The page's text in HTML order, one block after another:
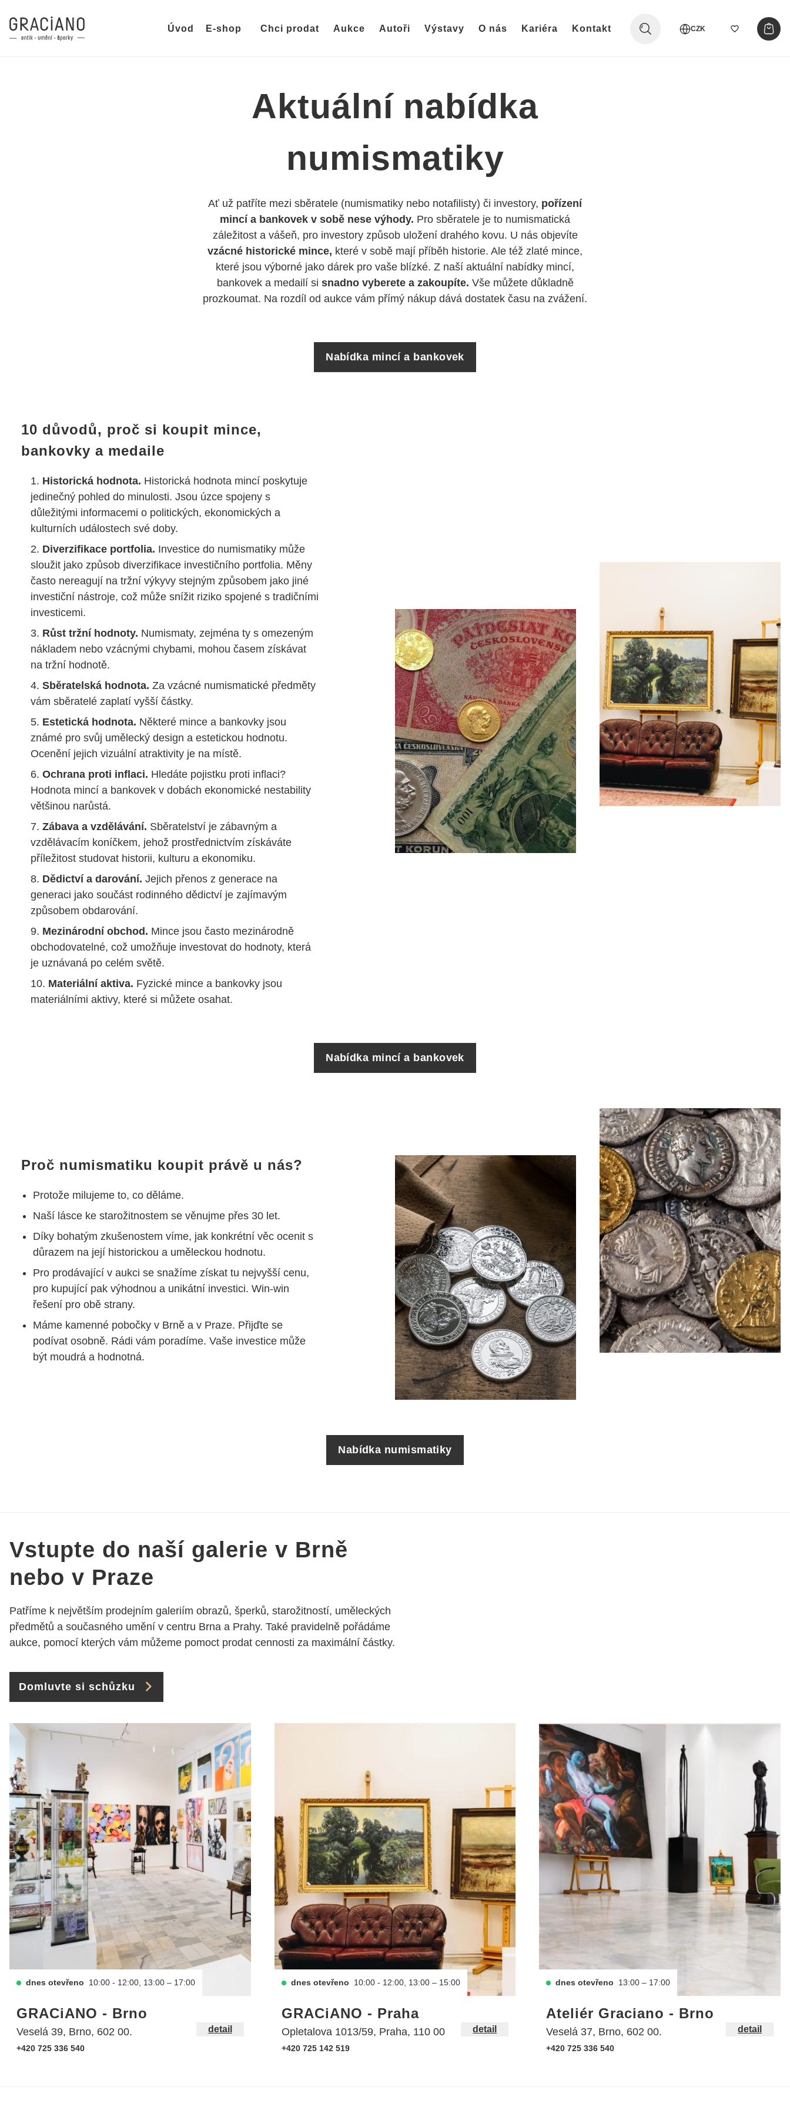
Úvod E-shop Chci prodat Aukce Autoři Výstavy O nás Kariéra Kontakt CZK
Aktuální nabídka
numismatiky
Ať už patříte mezi sběratele (numismatiky nebo notafilisty) či investory, pořízení
mincí a bankovek v sobě nese výhody. Pro sběratele je to numismatická
záležitost a vášeň, pro investory způsob uložení drahého kovu. U nás objevíte
vzácné historické mince, které v sobě mají příběh historie. Ale též zlaté mince,
které jsou výborné jako dárek pro vaše blízké. Z naší aktuální nabídky mincí,
bankovek a medailí si snadno vyberete a zakoupíte. Vše můžete důkladně
prozkoumat. Na rozdíl od aukce vám přímý nákup dává dostatek času na zvážení.
Nabídka mincí a bankovek
10 důvodů, proč si koupit mince,
bankovky a medaile
Historická hodnota. Historická hodnota mincí poskytuje
jedinečný pohled do minulosti. Jsou úzce spojeny s
důležitými informacemi o politických, ekonomických a
kulturních událostech své doby.
Diverzifikace portfolia. Investice do numismatiky může
sloužit jako způsob diverzifikace investičního portfolia. Měny
často nereagují na tržní výkyvy stejným způsobem jako jiné
investiční nástroje, což může snížit riziko spojené s tradičními
investicemi.
Růst tržní hodnoty. Numismaty, zejména ty s omezeným
nákladem nebo vzácnými chybami, mohou časem získávat
na tržní hodnotě.
Sběratelská hodnota. Za vzácné numismatické předměty
vám sběratelé zaplatí vyšší částky.
Estetická hodnota. Některé mince a bankovky jsou
známé pro svůj umělecký design a estetickou hodnotu.
Ocenění jejich vizuální atraktivity je na místě.
Ochrana proti inflaci. Hledáte pojistku proti inflaci?
Hodnota mincí a bankovek v dobách ekonomické nestability
většinou narůstá.
Zábava a vzdělávání. Sběratelství je zábavným a
vzdělávacím koníčkem, jehož prostřednictvím získáváte
příležitost studovat historii, kulturu a ekonomiku.
Dědictví a darování. Jejich přenos z generace na
generaci jako součást rodinného dědictví je zajímavým
způsobem obdarování.
Mezinárodní obchod. Mince jsou často mezinárodně
obchodovatelné, což umožňuje investovat do hodnoty, která
je uznávaná po celém světě.
Materiální aktiva. Fyzické mince a bankovky jsou
materiálními aktivy, které si můžete osahat.
Nabídka mincí a bankovek
Proč numismatiku koupit právě u nás?
Protože milujeme to, co děláme.
Naší lásce ke starožitnostem se věnujme přes 30 let.
Díky bohatým zkušenostem víme, jak konkrétní věc ocenit s
důrazem na její historickou a uměleckou hodnotu.
Pro prodávající v aukci se snažíme získat tu nejvyšší cenu,
pro kupující pak výhodnou a unikátní investici. Win-win
řešení pro obě strany.
Máme kamenné pobočky v Brně a v Praze. Přijďte se
podívat osobně. Rádi vám poradíme. Vaše investice může
být moudrá a hodnotná.
Nabídka numismatiky
Vstupte do naší galerie v Brně
nebo v Praze
Patříme k největším prodejním galeriím obrazů, šperků, starožitností, uměleckých
předmětů a současného umění v centru Brna a Prahy. Také pravidelně pořádáme
aukce, pomocí kterých vám můžeme pomoct prodat cennosti za maximální částky.
Domluvte si schůzku
dnes otevřeno 10:00 - 12:00, 13:00 – 17:00
GRACiANO - Brno
Veselá 39, Brno, 602 00.
+420 725 336 540
detail
dnes otevřeno 10:00 - 12:00, 13:00 – 15:00
GRACiANO - Praha
Opletalova 1013/59, Praha, 110 00
+420 725 142 519
detail
dnes otevřeno 13:00 – 17:00
Ateliér Graciano - Brno
Veselá 37, Brno, 602 00.
+420 725 336 540
detail